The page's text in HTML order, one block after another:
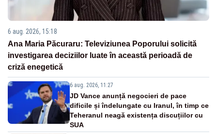
6 aug. 2026, 15:18
Ana Maria Păcuraru: Televiziunea Poporului solicită
investigarea deciziilor luate în această perioadă de
criză enegetică
6 aug. 2026, 11:27
JD Vance anunță negocieri de pace
dificile și îndelungate cu Iranul, în timp ce
Teheranul neagă existența discuțiilor cu
SUA